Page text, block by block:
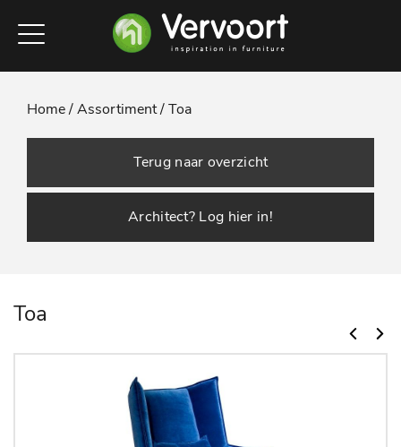
Home /Assortiment /Toa
Terug naar overzicht
Architect? Log hier in!
Toa